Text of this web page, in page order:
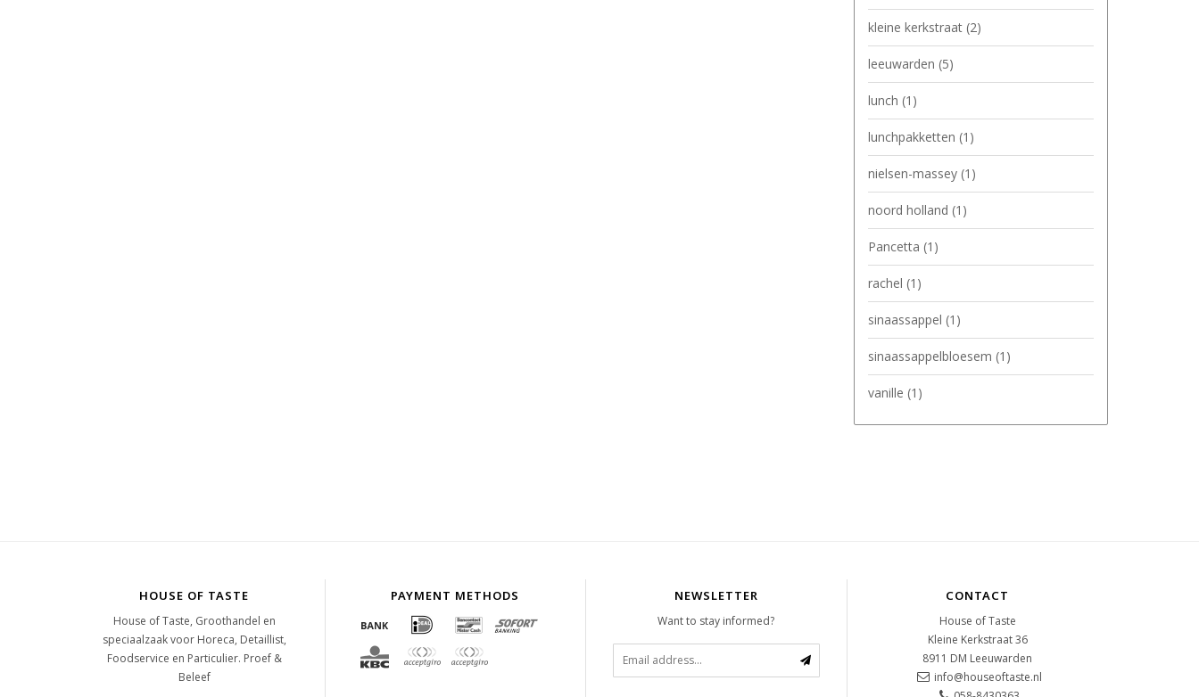
kleine kerkstraat (2)
leeuwarden (5)
lunch (1)
lunchpakketten (1)
nielsen-massey (1)
noord holland (1)
Pancetta (1)
rachel (1)
sinaassappel (1)
sinaassappelbloesem (1)
vanille (1)
HOUSE OF TASTE
House of Taste, Groothandel en
speciaalzaak voor Horeca, Detaillist,
Foodservice en Particulier. Proef &
Beleef
PAYMENT METHODS NEWSLETTER
Want to stay informed?
CONTACT
House of Taste
Kleine Kerkstraat 36
8911 DM Leeuwarden
info@houseoftaste.nl